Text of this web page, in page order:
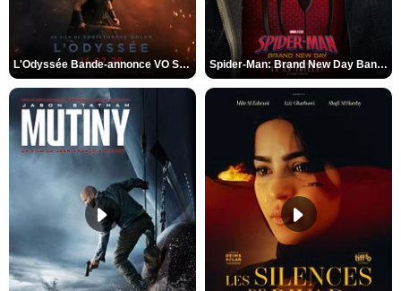
L'Odyssée Bande-annonce VO STFR Spider-Man: Brand New Day Bande-annonce VO STFR